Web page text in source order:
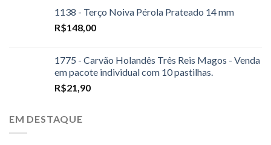
1138 - Terço Noiva Pérola Prateado 14 mm
R$148,00
1775 - Carvão Holandês Três Reis Magos - Venda
em pacote individual com 10 pastilhas.
R$21,90
EM DESTAQUE